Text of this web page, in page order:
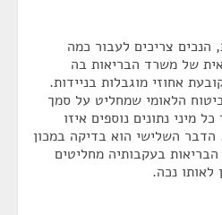
צריכים לעבור כמה
של משרד הבריאות בה
אחוזי מוגבלות בניידות.
הלאומי שמחליט על סמך
מיני נתונים נוספים איזו
השלישי הוא בדיקה במכון
בעקבותיה מחליטים
לאותו נכה.